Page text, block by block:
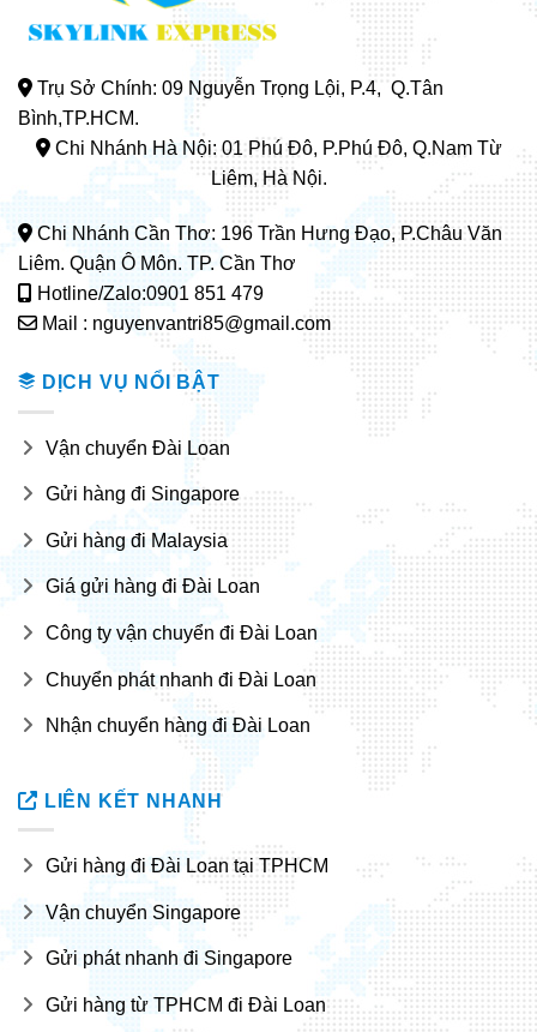
Trụ Sở Chính: 09 Nguyễn Trọng Lội, P.4, Q.Tân
Bình,TP.HCM.
Chi Nhánh Hà Nội: 01 Phú Đô, P.Phú Đô, Q.Nam Từ
Liêm, Hà Nội.
Chi Nhánh Cần Thơ: 196 Trần Hưng Đạo, P.Châu Văn
Liêm. Quận Ô Môn. TP. Cần Thơ
Hotline/Zalo:0901 851 479
Mail : nguyenvantri85@gmail.com
DỊCH VỤ NỔI BẬT
Vận chuyển Đài Loan
Gửi hàng đi Singapore
Gửi hàng đi Malaysia
Giá gửi hàng đi Đài Loan
Công ty vận chuyển đi Đài Loan
Chuyển phát nhanh đi Đài Loan
Nhận chuyển hàng đi Đài Loan
LIÊN KẾT NHANH
Gửi hàng đi Đài Loan tại TPHCM
Vận chuyển Singapore
Gửi phát nhanh đi Singapore
Gửi hàng từ TPHCM đi Đài Loan